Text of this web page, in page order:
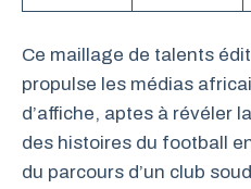
Ce maillage de talents
propulse les médias
d’affiche, aptes à révéler
des histoires du football
du parcours d’un club